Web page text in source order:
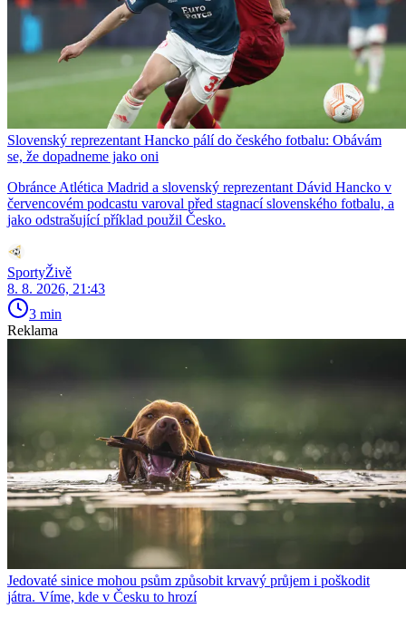
Slovenský reprezentant Hancko pálí do českého fotbalu: Obávám
se, že dopadneme jako oni
Obránce Atlética Madrid a slovenský reprezentant Dávid Hancko v
červencovém podcastu varoval před stagnací slovenského fotbalu, a
jako odstrašující příklad použil Česko.
SportyŽivě
8. 8. 2026, 21:43
3 min
Reklama
Jedovaté sinice mohou psům způsobit krvavý průjem i poškodit
játra. Víme, kde v Česku to hrozí